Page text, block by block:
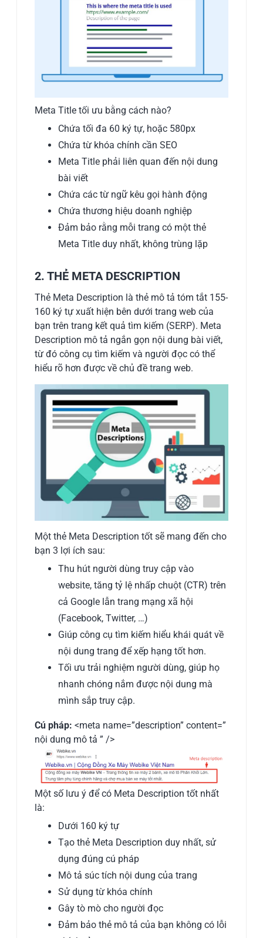
Meta Title tối ưu bằng cách nào?
Chứa tối đa 60 ký tự, hoặc 580px
Chứa từ khóa chính cần SEO
Meta Title phải liên quan đến nội dung
bài viết
Chứa các từ ngữ kêu gọi hành động
Chứa thương hiệu doanh nghiệp
Đảm bảo rằng mỗi trang có một thẻ
Meta Title duy nhất, không trùng lặp
2. THẺ META DESCRIPTION
Thẻ Meta Description là thẻ mô tả tóm tắt 155-
160 ký tự xuất hiện bên dưới trang web của
bạn trên trang kết quả tìm kiếm (SERP). Meta
Description mô tả ngắn gọn nội dung bài viết,
từ đó công cụ tìm kiếm và người đọc có thể
hiểu rõ hơn được về chủ đề trang web.
Một thẻ Meta Description tốt sẽ mang đến cho
bạn 3 lợi ích sau:
Thu hút người dùng truy cập vào
website, tăng tỷ lệ nhấp chuột (CTR) trên
cả Google lẫn trang mạng xã hội
(Facebook, Twitter, …)
Giúp công cụ tìm kiếm hiểu khái quát về
nội dung trang để xếp hạng tốt hơn.
Tối ưu trải nghiệm người dùng, giúp họ
nhanh chóng nắm được nội dung mà
mình sắp truy cập.
Cú pháp: <meta name=”description” content=”
nội dung mô tả ” />
Một số lưu ý để có Meta Description tốt nhất
là:
Dưới 160 ký tự
Tạo thẻ Meta Description duy nhất, sử
dụng đúng cú pháp
Mô tả súc tích nội dung của trang
Sử dụng từ khóa chính
Gây tò mò cho người đọc
Đảm bảo thẻ mô tả của bạn không có lỗi